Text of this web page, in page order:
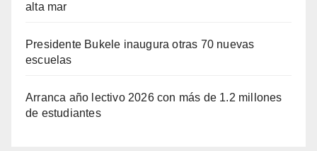
alta mar
Presidente Bukele inaugura otras 70 nuevas
escuelas
Arranca año lectivo 2026 con más de 1.2 millones
de estudiantes